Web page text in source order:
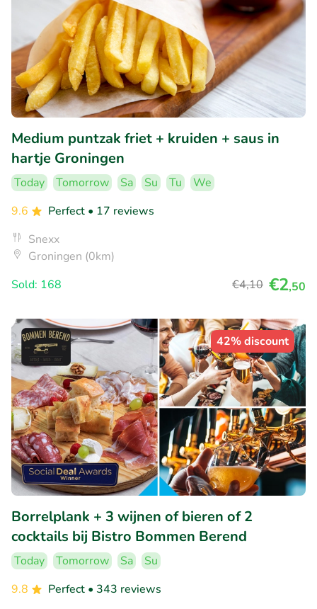
Medium puntzak friet + kruiden + saus in
hartje Groningen
Today Tomorrow Sa Su Tu
We
9.6
Perfect • 17 reviews
Snexx
Groningen (0km)
Sold: 168
€4,10 €2,50
42% discount
Borrelplank + 3 wijnen of bieren of 2
cocktails bij Bistro Bommen Berend
Today Tomorrow Sa
Su
9.8
Perfect • 343 reviews